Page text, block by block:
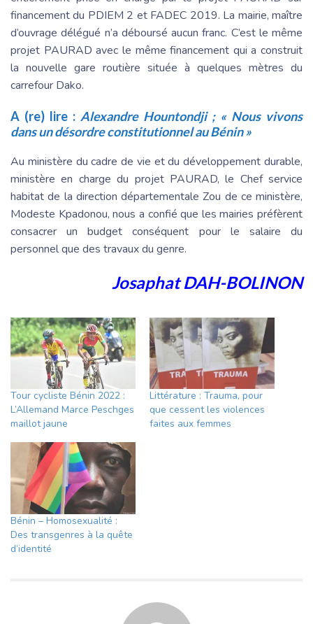
financement du PDIEM 2 et FADEC 2019. La mairie, maître
d’ouvrage délégué n’a déboursé aucun franc. C’est le même
projet PAURAD avec le même financement qui a construit
la nouvelle gare routière située à quelques mètres du
carrefour Dako.
A (re) lire : Alexandre Hountondji ; « Nous vivons
dans un désordre constitutionnel au Bénin »
Au ministère du cadre de vie et du développement durable,
ministère en charge du projet PAURAD, le Chef service
habitat de la direction départementale Zou de ce ministère,
Modeste Kpadonou, nous a confié que les mairies préfèrent
consacrer un budget conséquent pour le salaire du
personnel que des travaux du genre.
Josaphat DAH-BOLINON
Tour cycliste Bénin 2022 :
L’Allemand Marce Peschges
maillot jaune
Littérature : Trauma, pour
que cessent les violences
faites aux femmes
Bénin – Homosexualité :
Des transgenres à la quête
d’identité